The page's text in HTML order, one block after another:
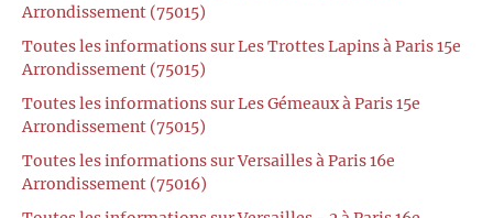
Arrondissement (75015)
Toutes les informations sur Les Trottes Lapins à Paris 15e
Arrondissement (75015)
Toutes les informations sur Les Gémeaux à Paris 15e
Arrondissement (75015)
Toutes les informations sur Versailles à Paris 16e
Arrondissement (75016)